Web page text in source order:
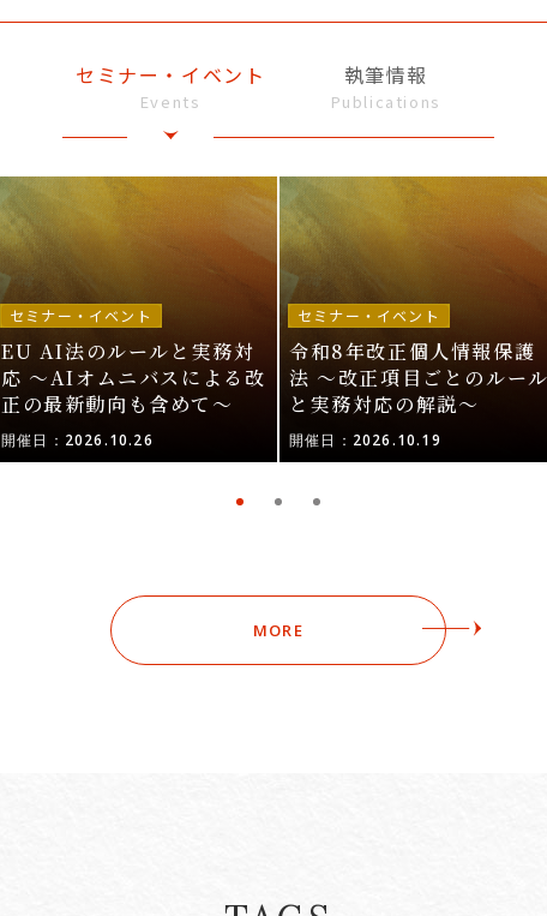
セミナー・イベント
Events
執筆情報
Publications
セミナー・イベント
EU AI法のルールと実務対
応 〜AIオムニバスによる改
正の最新動向も含めて〜
開催日：2026.10.26
セミナー・イベント
令和8年改正個人情報保護
法 〜改正項目ごとのルー
と実務対応の解説〜
開催日：2026.10.19
MORE